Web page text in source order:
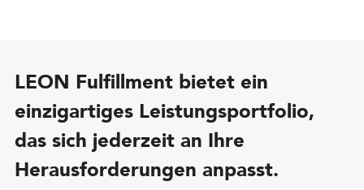
LEON Fulfillment bietet ein
einzigartiges Leistungsportfolio,
das sich jederzeit an Ihre
Herausforderungen anpasst.